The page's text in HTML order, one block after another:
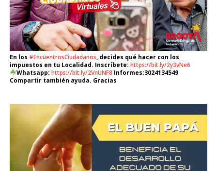
En los #EncuentrosCiudadanos, decides qué hacer con los
impuestos en tu Localidad. Inscríbete: https://bit.ly/2y3vNe6
Whatsapp: https://bit.ly/2VnUNF8 Informes:3024134549
Compartir también ayuda. Gracias